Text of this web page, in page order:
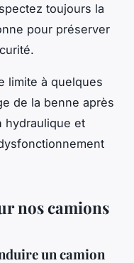
toujours la
pour préserver
limite à quelques
de la benne après
hydraulique et
nos camions
un camion